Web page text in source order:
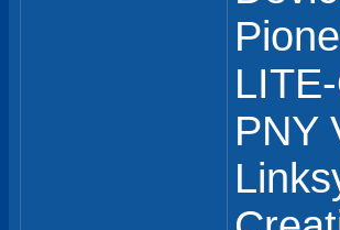
PNY